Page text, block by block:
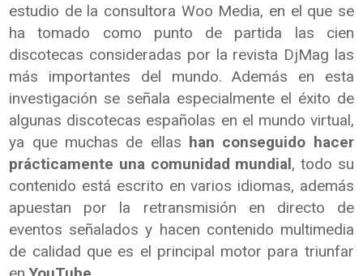
estudio de la consultora Woo Media, en el que se
ha tomado como punto de partida las cien
discotecas consideradas por la revista DjMag las
más importantes del mundo. Además en esta
investigación se señala especialmente el éxito de
algunas discotecas españolas en el mundo virtual,
ya que muchas de ellas han conseguido hacer
prácticamente una comunidad mundial, todo su
contenido está escrito en varios idiomas, además
apuestan por la retransmisión en directo de
eventos señalados y hacen contenido multimedia
de calidad que es el principal motor para triunfar